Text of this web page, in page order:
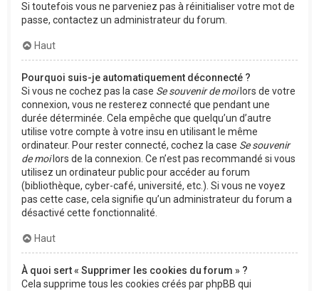
Si toutefois vous ne parveniez pas à réinitialiser votre mot de
passe, contactez un administrateur du forum.
Haut
Pourquoi suis-je automatiquement déconnecté ?
Si vous ne cochez pas la case Se souvenir de moilors de votre
connexion, vous ne resterez connecté que pendant une
durée déterminée. Cela empêche que quelqu’un d’autre
utilise votre compte à votre insu en utilisant le même
ordinateur. Pour rester connecté, cochez la case Se souvenir
de moilors de la connexion. Ce n’est pas recommandé si vous
utilisez un ordinateur public pour accéder au forum
(bibliothèque, cyber-café, université, etc.). Si vous ne voyez
pas cette case, cela signifie qu’un administrateur du forum a
désactivé cette fonctionnalité.
Haut
À quoi sert « Supprimer les cookies du forum » ?
Cela supprime tous les cookies créés par phpBB qui